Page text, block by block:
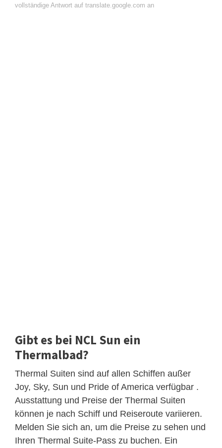
vollständige Antwort auf translate.google.com an
Gibt es bei NCL Sun ein
Thermalbad?
Thermal Suiten sind auf allen Schiffen außer
Joy, Sky, Sun und Pride of America verfügbar .
Ausstattung und Preise der Thermal Suiten
können je nach Schiff und Reiseroute variieren.
Melden Sie sich an, um die Preise zu sehen und
Ihren Thermal Suite-Pass zu buchen. Ein